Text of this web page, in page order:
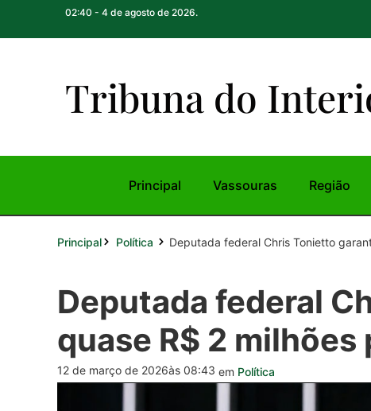
02:40 - 4 de agosto de 2026.
Tribuna do Inte
Principal Vassouras Região
Principal Política Deputada federal Chris Tonietto
Deputada federal
quase R$ 2 milhões
12 de março de 2026às 08:43 em Política